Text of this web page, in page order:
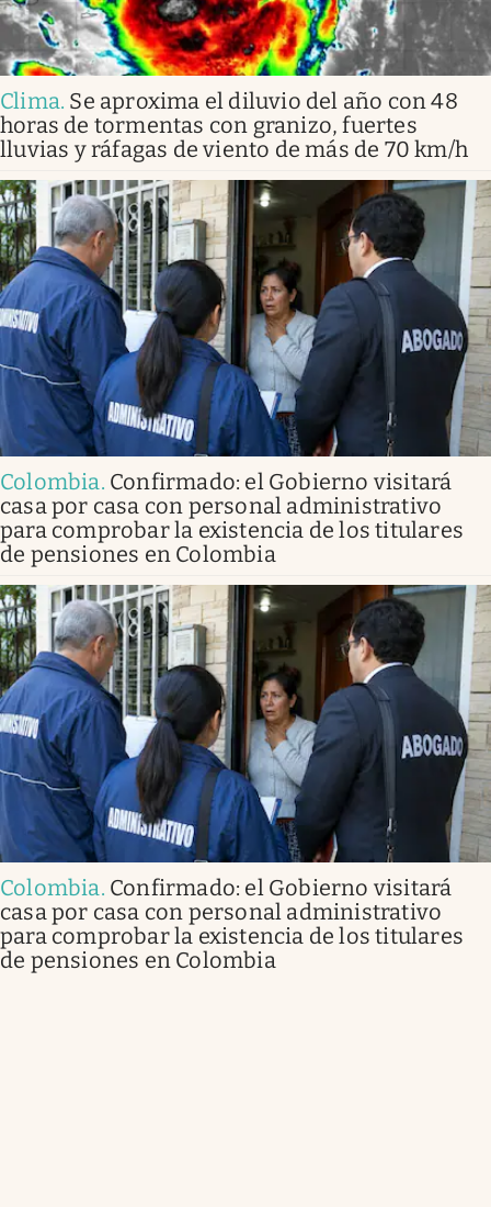
Clima. Se aproxima el diluvio del año con 48
horas de tormentas con granizo, fuertes
lluvias y ráfagas de viento de más de 70 km/h
Colombia. Confirmado: el Gobierno visitará
casa por casa con personal administrativo
para comprobar la existencia de los titulares
de pensiones en Colombia
Colombia. Confirmado: el Gobierno visitará
casa por casa con personal administrativo
para comprobar la existencia de los titulares
de pensiones en Colombia